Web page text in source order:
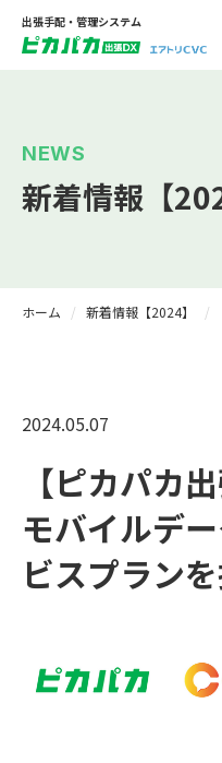
出張手配・管理システム
NEWS
新着情報【
ホーム 新着情報【2024】
2024.05.07
【ピカパカ
モバイルデ
ビスプラン